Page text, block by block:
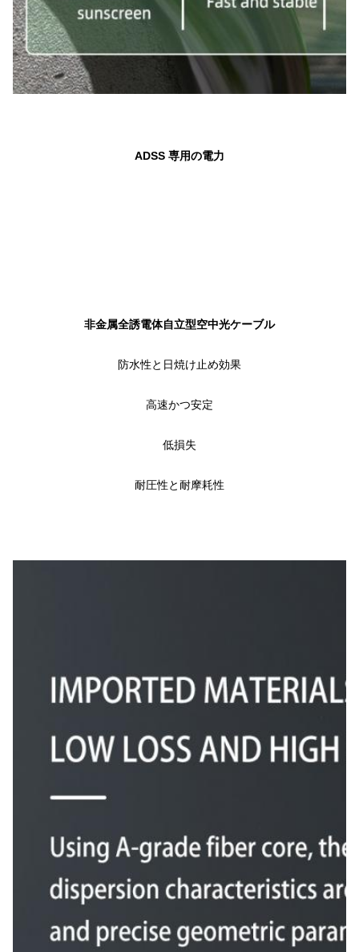
ADSS 専用の電力
非金属全誘電体自立型空中光ケーブル
防水性と日焼け止め効果
高速かつ安定
低損失
耐圧性と耐摩耗性